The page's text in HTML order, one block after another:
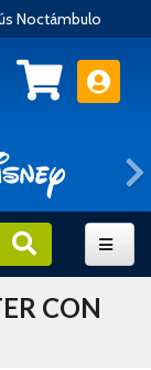
Noctámbulo
CON